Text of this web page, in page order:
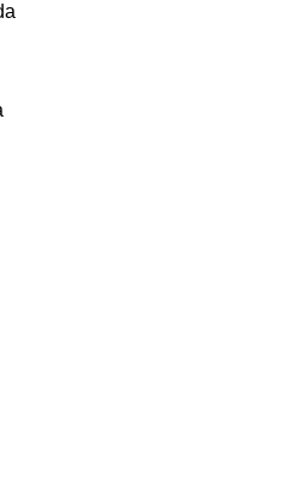
daqiqada javob beramiz